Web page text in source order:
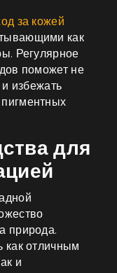
за кожей
как
Регулярное
поможет не
избежать
для
природа.
как отличным
и